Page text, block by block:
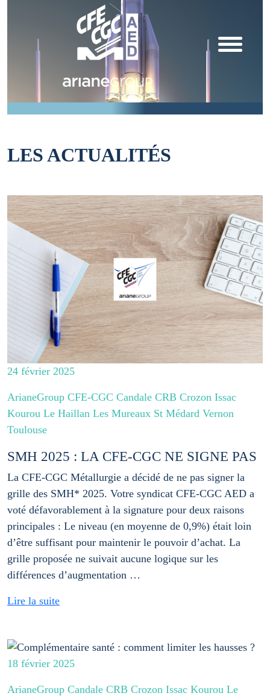
LES ACTUALITÉS
24 février 2025
ArianeGroup CFE-CGC Candale CRB Crozon Issac
Kourou Le Haillan Les Mureaux St Médard Vernon
Toulouse
SMH 2025 : LA CFE-CGC NE SIGNE PAS
La CFE-CGC Métallurgie a décidé de ne pas signer la
grille des SMH* 2025. Votre syndicat CFE-CGC AED a
voté défavorablement à la signature pour deux raisons
principales : Le niveau (en moyenne de 0,9%) était loin
d’être suffisant pour maintenir le pouvoir d’achat. La
grille proposée ne suivait aucune logique sur les
différences d’augmentation …
Lire la suite
18 février 2025
ArianeGroup Candale CRB Crozon Issac Kourou Le